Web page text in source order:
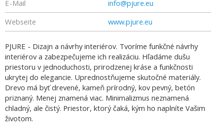
E-Mail
info@pjure.eu
Webseite
www.pjure.eu
PJURE - Dizajn a návrhy interiérov. Tvoríme funkčné návrhy
interiérov a zabezpečujeme ich realizáciu. Hľadáme dušu
priestoru v jednoduchosti, prirodzenej kráse a funkčnosti
ukrytej do elegancie. Uprednostňujeme skutočné materiály.
Drevo má byť drevené, kameň prírodný, kov pevný, betón
priznaný. Menej znamená viac. Minimalizmus neznamená
chladný, ale čistý. Priestor, ktorý čaká, kým ho naplníte Vašim
životom.